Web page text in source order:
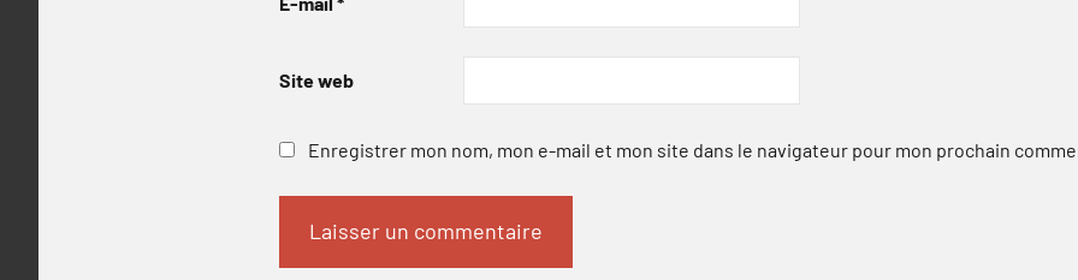
Site web
Enregistrer mon nom, mon e-mail et mon site dans le navigateur pour mon prochain